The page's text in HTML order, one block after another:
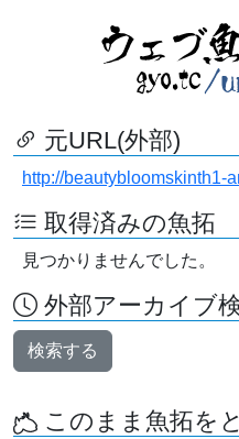
元URL(外部)
http://beautybloomskinth1-
取得済みの魚拓
見つかりませんでした。
外部アーカイブ
検索する
このまま魚拓を